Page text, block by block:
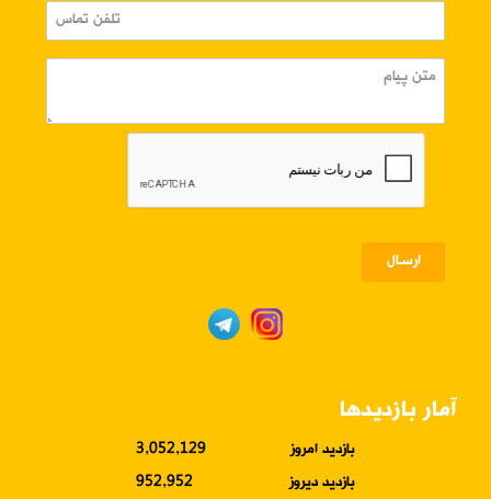
ارسـال
آمار بازدیدها
بازدید امروز
3,052,129
بازدید دیروز
952,952